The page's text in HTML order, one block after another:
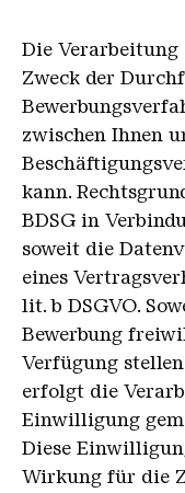
Die
Zweck der
zwischen Ihnen
kann.
BDSG in
soweit die
eines
lit. b DSGVO.
Bewerbung
Verfügung
erfolgt die
Einwilligung
Diese
Wirkung für die